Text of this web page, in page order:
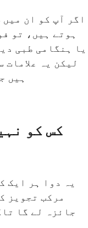
اگر آپ کو ان
ہوتے ہیں، تو
یا ہنگامی طبی
لیکن یہ
ہیں
یہ دوا ہر ایک
مرکب تجویز
جائزہ لے گا